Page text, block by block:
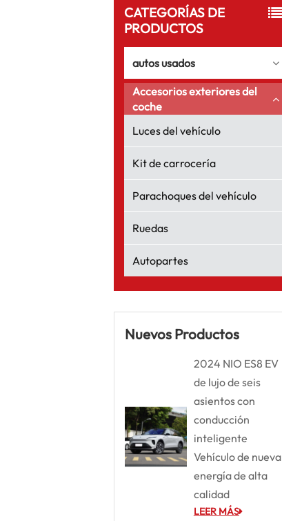
CATEGORÍAS DE
PRODUCTOS
autos usados
Accesorios exteriores del
coche
Luces del vehículo
Kit de carrocería
Parachoques del vehículo
Ruedas
Autopartes
Nuevos Productos
2024 NIO ES8 EV
de lujo de seis
asientos con
conducción
inteligente
Vehículo de nueva
energía de alta
calidad
LEER MÁS